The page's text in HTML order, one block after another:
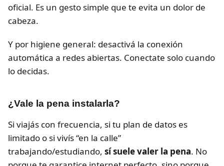
oficial. Es un gesto simple que te evita un dolor de
cabeza.
Y por higiene general: desactivá la conexión
automática a redes abiertas. Conectate solo cuando
lo decidas.
¿Vale la pena instalarla?
Si viajás con frecuencia, si tu plan de datos es
limitado o si vivís “en la calle”
trabajando/estudiando, sí suele valer la pena. No